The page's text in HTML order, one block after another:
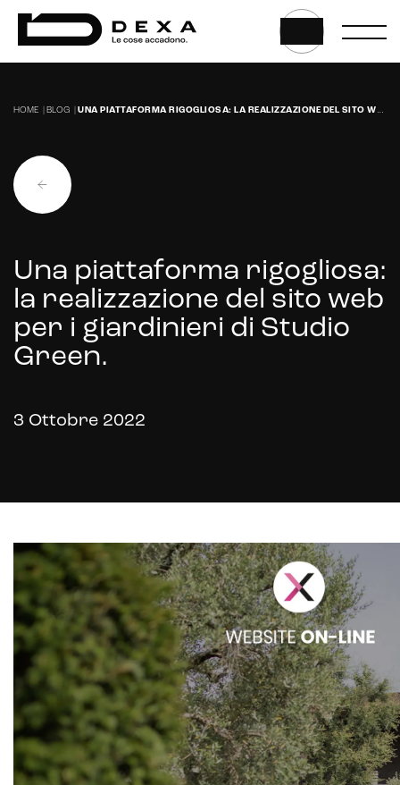
Gestione hosting e manutenzione di siti web
E-commerce solutions
E-commerce store
Marketplace for selling
E-commerce management
Marketplace integration
Payment gateway integration
HOME BLOG UNA PIATTAFORMA RIGOGLIOSA: LA REALIZZAZIONE DEL SITO WEB PER I GIARDINIERI DI STUDIO GREEN.
Una piattaforma rigogliosa:
la realizzazione del sito web
per i giardinieri di Studio
Green.
3 Ottobre 2022